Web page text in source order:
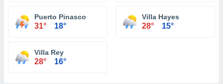
Puerto Pinasco
31° 18°
Villa Hayes
28° 15°
Villa Rey
28° 16°